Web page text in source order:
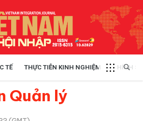
TẾ THỰC TIỄN KINH NGHIỆM CHÍNH
Quản lý